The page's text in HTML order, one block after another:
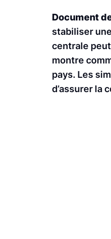
Document
stabiliser
centrale
montre
pays. Les
d’assurer la